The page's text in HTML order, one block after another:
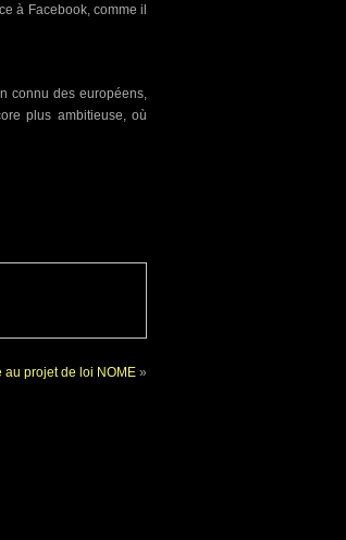
à Facebook, comme il
connu des européens,
plus ambitieuse, où
au projet de loi NOME »